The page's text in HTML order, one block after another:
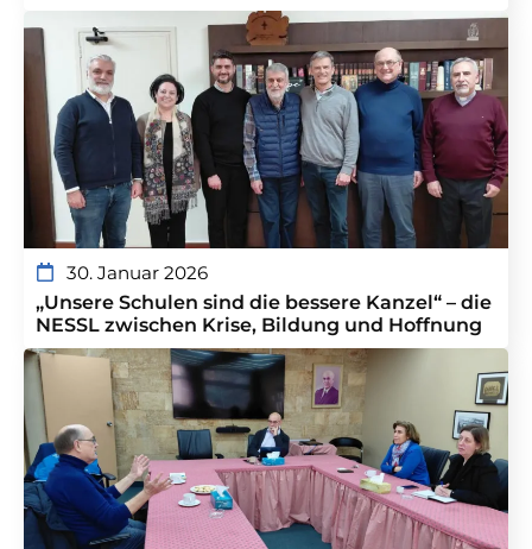
30. Januar 2026
„Unsere Schulen sind die bessere Kanzel“ – die
NESSL zwischen Krise, Bildung und Hoffnung